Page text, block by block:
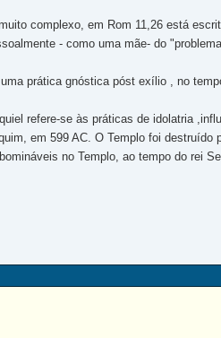
complexo, em Rom 11,26 está
- como uma mãe- do
prática gnóstica póst exílio , no
refere-se às práticas de idolatria
em 599 AC. O Templo foi destruído
no Templo, ao tempo do rei